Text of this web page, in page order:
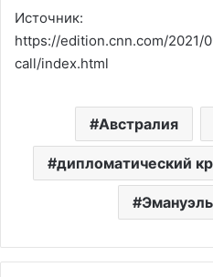
Источник:
https://edition.cnn.com/
call/index.html
Австралия
дипломатический